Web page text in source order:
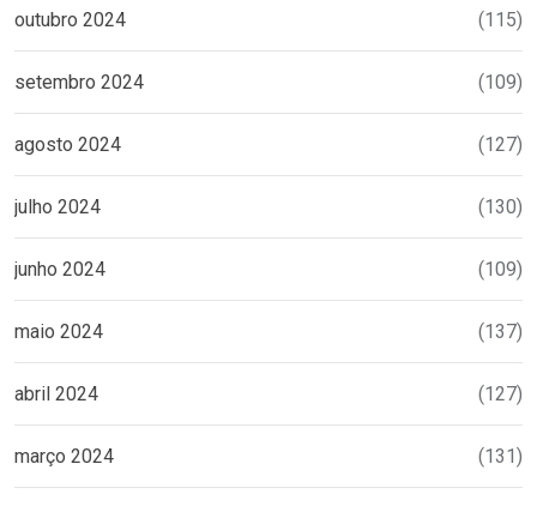
outubro 2024 (115)
setembro 2024 (109)
agosto 2024 (127)
julho 2024 (130)
junho 2024 (109)
maio 2024 (137)
abril 2024 (127)
março 2024 (131)